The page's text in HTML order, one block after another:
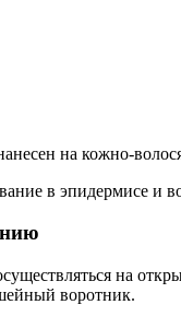
на кожно-
в эпидермисе и
на
воротник.